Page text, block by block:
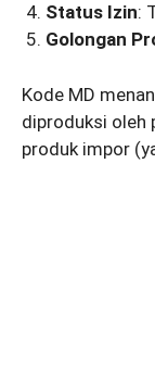
Status Izin:
Golongan
Kode MD
diproduksi oleh
produk impor